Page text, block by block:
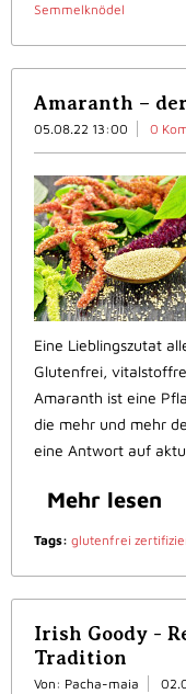
Semmelknödel
Amaranth –
05.08.22 13:00 0
Eine Lieblingszutat
Glutenfrei,
Amaranth ist eine
die mehr und mehr
eine Antwort auf
Mehr lesen
Tags: glutenfrei
Irish Goody -
Tradition
Von: Pacha-maia